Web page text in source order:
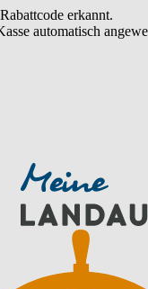
erkannt.
automatisch